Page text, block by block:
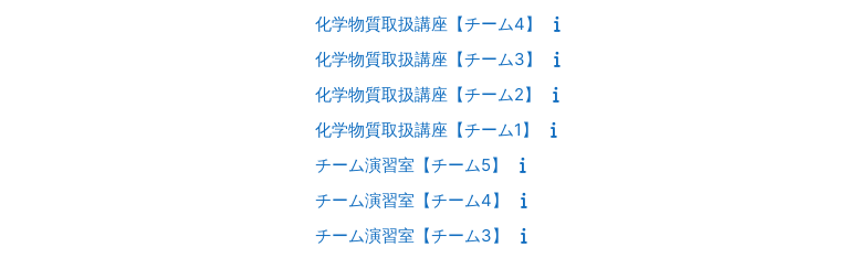
化学物質取扱講座【チーム4】
化学物質取扱講座【チーム3】
化学物質取扱講座【チーム2】
化学物質取扱講座【チーム1】
チーム演習室【チーム5】
チーム演習室【チーム4】
チーム演習室【チーム3】